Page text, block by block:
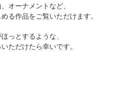
オーナメントなど、
る作品をご覧いただけます。
っとするような、
ただけたら幸いです。